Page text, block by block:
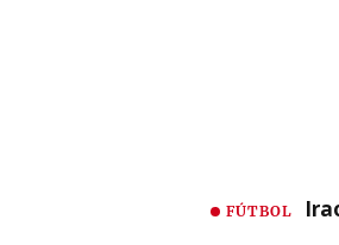
FÚTBOL